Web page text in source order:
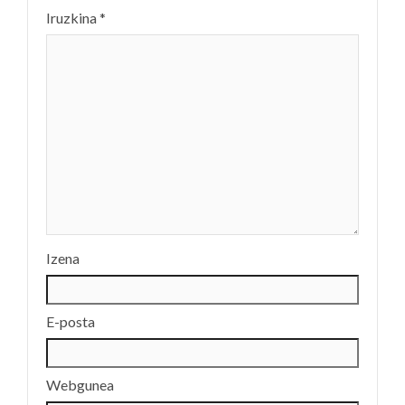
Iruzkina*
Izena
E-posta
Webgunea